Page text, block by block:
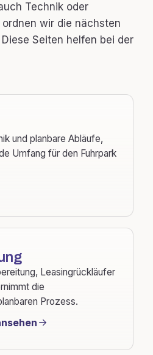
Technik oder
wir die nächsten
Seiten helfen bei der
und planbare Abläufe,
Umfang für den Fuhrpark
Leasingrückläufer
die
Prozess.